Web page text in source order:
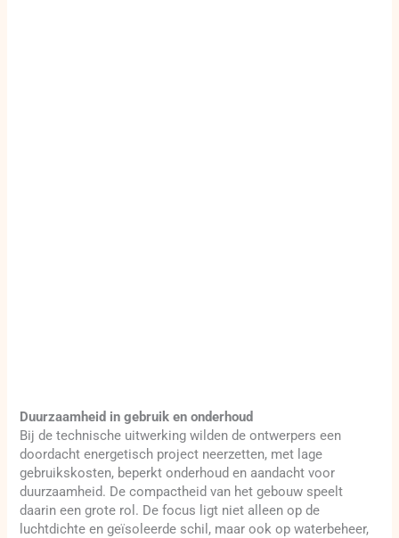
Duurzaamheid in gebruik en onderhoud
Bij de technische uitwerking wilden de ontwerpers een
doordacht energetisch project neerzetten, met lage
gebruikskosten, beperkt onderhoud en aandacht voor
duurzaamheid. De compactheid van het gebouw speelt
daarin een grote rol. De focus ligt niet alleen op de
luchtdichte en geïsoleerde schil, maar ook op waterbeheer,